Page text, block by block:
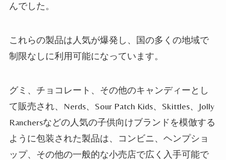
んでした。
これらの製品は人気が爆発し、国の多くの地域で
制限なしに利用可能になっています。
グミ、チョコレート、その他のキャンディーとし
て販売され、 Nerds、 Sour Patch Kids、 Skittles、 Jolly
Ranchersなどの人気の子供向けブランドを模倣する
ように包装された製品は、コンビニ、ヘンプショ
ップ、その他の一般的な小売店で広く入手可能で